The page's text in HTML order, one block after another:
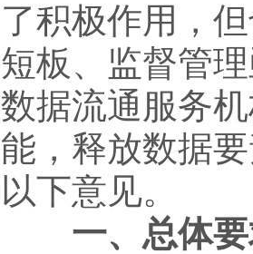
了积极作用，
短板、监督管
数据流通服务
能，释放数据
以下意见。
一、总体